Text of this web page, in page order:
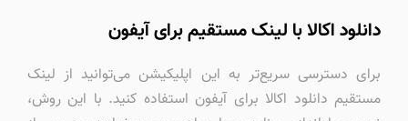
دانلود اکالا با لینک مستقیم برای آیفون
برای دسترسی سریع‌تر به این اپلیکیشن می‌توانید از لینک
مستقیم دانلود اکالا برای آیفون استفاده کنید. با این روش،